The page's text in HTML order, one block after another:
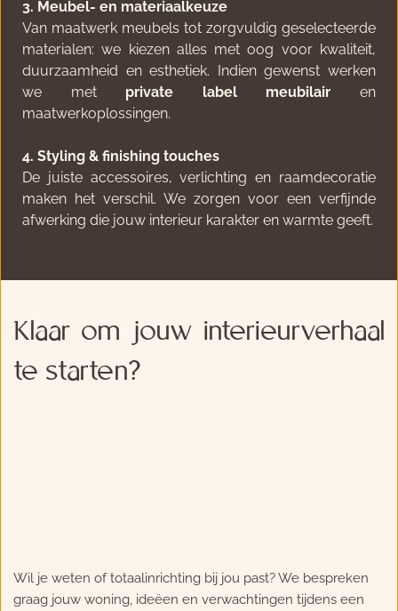
3. Meubel- en materiaalkeuze
Van maatwerk meubels tot zorgvuldig geselecteerde
materialen: we kiezen alles met oog voor kwaliteit,
duurzaamheid en esthetiek. Indien gewenst werken
we met private label meubilair en
maatwerkoplossingen.
4. Styling & finishing touches
De juiste accessoires, verlichting en raamdecoratie
maken het verschil. We zorgen voor een verfijnde
afwerking die jouw interieur karakter en warmte geeft.
Klaar om jouw interieurverhaal
te starten?
Wil je weten of totaalinrichting bij jou past? We bespreken
graag jouw woning, ideëen en verwachtingen tijdens een